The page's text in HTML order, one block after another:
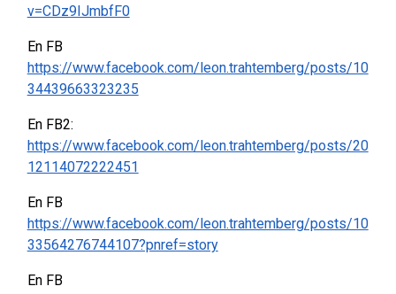
v=CDz9IJmbfF0
En FB
https://www.facebook.com/leon.trahtemberg/posts/10
34439663323235
En FB2:
https://www.facebook.com/leon.trahtemberg/posts/20
12114072222451
En FB
https://www.facebook.com/leon.trahtemberg/posts/10
33564276744107?pnref=story
En FB